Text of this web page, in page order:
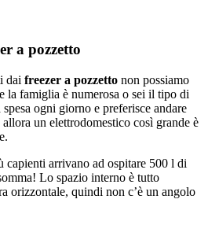
a pozzetto
dai freezer a pozzetto non possiamo
la famiglia è numerosa o sei il tipo di
ogni giorno e preferisce andare
un elettrodomestico così grande è
capienti arrivano ad ospitare 500 l di
Lo spazio interno è tutto
orizzontale, quindi non c’è un angolo